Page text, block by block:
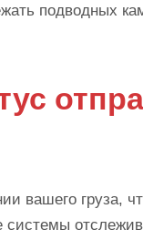
подводных
вашего груза,